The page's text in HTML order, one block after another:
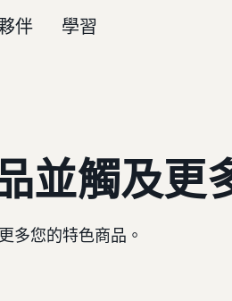
伴 學習
並觸及更
多您的特色商品。